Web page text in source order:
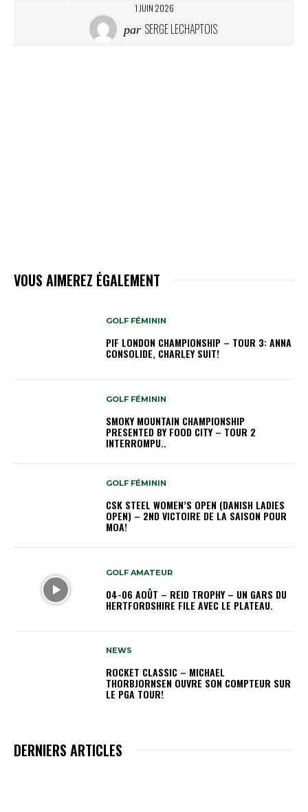
1 JUIN 2026
par SERGE LECHAPTOIS
VOUS AIMEREZ ÉGALEMENT
GOLF FÉMININ
PIF LONDON CHAMPIONSHIP – TOUR 3: ANNA
CONSOLIDE, CHARLEY SUIT!
GOLF FÉMININ
SMOKY MOUNTAIN CHAMPIONSHIP
PRESENTED BY FOOD CITY – TOUR 2
INTERROMPU..
GOLF FÉMININ
CSK STEEL WOMEN’S OPEN (DANISH LADIES
OPEN) – 2ND VICTOIRE DE LA SAISON POUR
MOA!
GOLF AMATEUR
04-06 AOÛT – REID TROPHY – UN GARS DU
HERTFORDSHIRE FILE AVEC LE PLATEAU.
NEWS
ROCKET CLASSIC – MICHAEL
THORBJORNSEN OUVRE SON COMPTEUR SUR
LE PGA TOUR!
DERNIERS ARTICLES